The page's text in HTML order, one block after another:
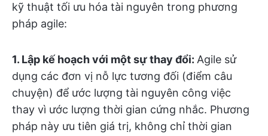
kỹ thuật tối ưu hóa tài nguyên trong phương
pháp agile:
1. Lập kế hoạch với một sự thay đổi: Agile sử
dụng các đơn vị nỗ lực tương đối (điểm câu
chuyện) để ước lượng tài nguyên công việc
thay vì ước lượng thời gian cứng nhắc. Phương
pháp này ưu tiên giá trị, không chỉ thời gian